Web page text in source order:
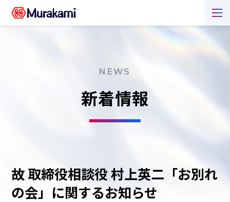
NEWS
新着情報
故 取締役相談役 村上英二「お別れ
の会」に関するお知らせ